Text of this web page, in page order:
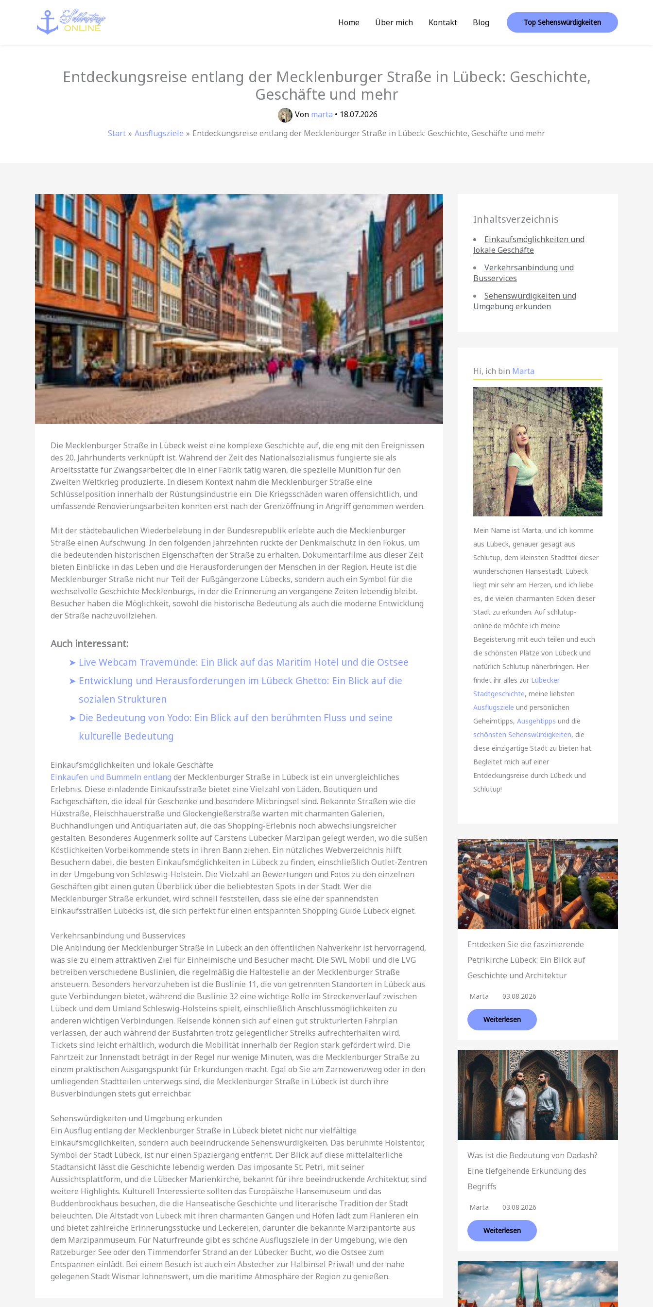
Home Über mich Kontakt Blog Top Sehenswürdigkeiten
Entdeckungsreise entlang der Mecklenburger Straße in Lübeck: Geschichte,
Geschäfte und mehr
Von marta • 18.07.2026
Start
Ausflugsziele Entdeckungsreise entlang der Mecklenburger Straße in Lübeck: Geschichte, Geschäfte und mehr
Die Mecklenburger Straße in Lübeck weist eine komplexe Geschichte auf, die eng mit den Ereignissen
des 20. Jahrhunderts verknüpft ist. Während der Zeit des Nationalsozialismus fungierte sie als
Arbeitsstätte für Zwangsarbeiter, die in einer Fabrik tätig waren, die spezielle Munition für den
Zweiten Weltkrieg produzierte. In diesem Kontext nahm die Mecklenburger Straße eine
Schlüsselposition innerhalb der Rüstungsindustrie ein. Die Kriegsschäden waren offensichtlich, und
umfassende Renovierungsarbeiten konnten erst nach der Grenzöffnung in Angriff genommen werden.
Mit der städtebaulichen Wiederbelebung in der Bundesrepublik erlebte auch die Mecklenburger
Straße einen Aufschwung. In den folgenden Jahrzehnten rückte der Denkmalschutz in den Fokus, um
die bedeutenden historischen Eigenschaften der Straße zu erhalten. Dokumentarfilme aus dieser Zeit
bieten Einblicke in das Leben und die Herausforderungen der Menschen in der Region. Heute ist die
Mecklenburger Straße nicht nur Teil der Fußgängerzone Lübecks, sondern auch ein Symbol für die
wechselvolle Geschichte Mecklenburgs, in der die Erinnerung an vergangene Zeiten lebendig bleibt.
Besucher haben die Möglichkeit, sowohl die historische Bedeutung als auch die moderne Entwicklung
der Straße nachzuvollziehen.
Auch interessant:
Live Webcam Travemünde: Ein Blick auf das Maritim Hotel und die Ostsee
Entwicklung und Herausforderungen im Lübeck Ghetto: Ein Blick auf die
sozialen Strukturen
Die Bedeutung von Yodo: Ein Blick auf den berühmten Fluss und seine
kulturelle Bedeutung
Einkaufsmöglichkeiten und lokale Geschäfte
Einkaufen und Bummeln entlang der Mecklenburger Straße in Lübeck ist ein unvergleichliches
Erlebnis. Diese einladende Einkaufsstraße bietet eine Vielzahl von Läden, Boutiquen und
Fachgeschäften, die ideal für Geschenke und besondere Mitbringsel sind. Bekannte Straßen wie die
Hüxstraße, Fleischhauerstraße und Glockengießerstraße warten mit charmanten Galerien,
Buchhandlungen und Antiquariaten auf, die das Shopping-Erlebnis noch abwechslungsreicher
gestalten. Besonderes Augenmerk sollte auf Carstens Lübecker Marzipan gelegt werden, wo die süßen
Köstlichkeiten Vorbeikommende stets in ihren Bann ziehen. Ein nützliches Webverzeichnis hilft
Besuchern dabei, die besten Einkaufsmöglichkeiten in Lübeck zu finden, einschließlich Outlet-Zentren
in der Umgebung von Schleswig-Holstein. Die Vielzahl an Bewertungen und Fotos zu den einzelnen
Geschäften gibt einen guten Überblick über die beliebtesten Spots in der Stadt. Wer die
Mecklenburger Straße erkundet, wird schnell feststellen, dass sie eine der spannendsten
Einkaufsstraßen Lübecks ist, die sich perfekt für einen entspannten Shopping Guide Lübeck eignet.
Verkehrsanbindung und Busservices
Die Anbindung der Mecklenburger Straße in Lübeck an den öffentlichen Nahverkehr ist hervorragend,
was sie zu einem attraktiven Ziel für Einheimische und Besucher macht. Die SWL Mobil und die LVG
betreiben verschiedene Buslinien, die regelmäßig die Haltestelle an der Mecklenburger Straße
ansteuern. Besonders hervorzuheben ist die Buslinie 11, die von getrennten Standorten in Lübeck aus
gute Verbindungen bietet, während die Buslinie 32 eine wichtige Rolle im Streckenverlauf zwischen
Lübeck und dem Umland Schleswig-Holsteins spielt, einschließlich Anschlussmöglichkeiten zu
anderen wichtigen Verbindungen. Reisende können sich auf einen gut strukturierten Fahrplan
verlassen, der auch während der Busfahrten trotz gelegentlicher Streiks aufrechterhalten wird.
Tickets sind leicht erhältlich, wodurch die Mobilität innerhalb der Region stark gefördert wird. Die
Fahrtzeit zur Innenstadt beträgt in der Regel nur wenige Minuten, was die Mecklenburger Straße zu
einem praktischen Ausgangspunkt für Erkundungen macht. Egal ob Sie am Zarnewenzweg oder in den
umliegenden Stadtteilen unterwegs sind, die Mecklenburger Straße in Lübeck ist durch ihre
Busverbindungen stets gut erreichbar.
Sehenswürdigkeiten und Umgebung erkunden
Ein Ausflug entlang der Mecklenburger Straße in Lübeck bietet nicht nur vielfältige
Einkaufsmöglichkeiten, sondern auch beeindruckende Sehenswürdigkeiten. Das berühmte Holstentor,
Symbol der Stadt Lübeck, ist nur einen Spaziergang entfernt. Der Blick auf diese mittelalterliche
Stadtansicht lässt die Geschichte lebendig werden. Das imposante St. Petri, mit seiner
Aussichtsplattform, und die Lübecker Marienkirche, bekannt für ihre beeindruckende Architektur, sind
weitere Highlights. Kulturell Interessierte sollten das Europäische Hansemuseum und das
Buddenbrookhaus besuchen, die die Hanseatische Geschichte und literarische Tradition der Stadt
beleuchten. Die Altstadt von Lübeck mit ihren charmanten Gängen und Höfen lädt zum Flanieren ein
und bietet zahlreiche Erinnerungsstücke und Leckereien, darunter die bekannte Marzipantorte aus
dem Marzipanmuseum. Für Naturfreunde gibt es schöne Ausflugsziele in der Umgebung, wie den
Ratzeburger See oder den Timmendorfer Strand an der Lübecker Bucht, wo die Ostsee zum
Entspannen einlädt. Bei einem Besuch ist auch ein Abstecher zur Halbinsel Priwall und der nahe
gelegenen Stadt Wismar lohnenswert, um die maritime Atmosphäre der Region zu genießen.
Inhaltsverzeichnis
Einkaufsmöglichkeiten und
lokale Geschäfte
Verkehrsanbindung und
Busservices
Sehenswürdigkeiten und
Umgebung erkunden
Hi, ich bin Marta
Mein Name ist Marta, und ich komme
aus Lübeck, genauer gesagt aus
Schlutup, dem kleinsten Stadtteil dieser
wunderschönen Hansestadt. Lübeck
liegt mir sehr am Herzen, und ich liebe
es, die vielen charmanten Ecken dieser
Stadt zu erkunden. Auf schlutup-
online.de möchte ich meine
Begeisterung mit euch teilen und euch
die schönsten Plätze von Lübeck und
natürlich Schlutup näherbringen. Hier
findet ihr alles zur Lübecker
Stadtgeschichte, meine liebsten
Ausflugsziele und persönlichen
Geheimtipps, Ausgehtipps und die
schönsten Sehenswürdigkeiten, die
diese einzigartige Stadt zu bieten hat.
Begleitet mich auf einer
Entdeckungsreise durch Lübeck und
Schlutup!
Entdecken Sie die faszinierende
Petrikirche Lübeck: Ein Blick auf
Geschichte und Architektur
Marta 03.08.2026
Weiterlesen
Was ist die Bedeutung von Dadash?
Eine tiefgehende Erkundung des
Begriffs
Marta 03.08.2026
Weiterlesen